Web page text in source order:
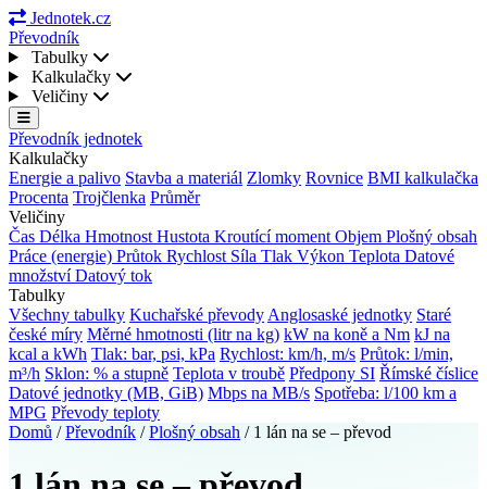
Jednotek.cz
Převodník
Tabulky
Kalkulačky
Veličiny
Převodník jednotek
Kalkulačky
Energie a palivo Stavba a materiál Zlomky Rovnice BMI kalkulačka
Procenta Trojčlenka Průměr
Veličiny
Čas Délka Hmotnost Hustota Kroutící moment Objem Plošný obsah
Práce (energie) Průtok Rychlost Síla Tlak Výkon Teplota Datové
množstvíDatový tok
Tabulky
Všechny tabulky Kuchařské převody Anglosaské jednotky Staré
české míry Měrné hmotnosti (litr na kg) kW na koně a Nm kJ na
kcal a kWh Tlak: bar, psi, kPa Rychlost: km/h, m/s Průtok: l/min,
m³/h Sklon: % a stupně Teplota v troubě Předpony SI Římské číslice
Datové jednotky (MB, GiB) Mbps na MB/s Spotřeba: l/100 km a
MPG Převody teploty
Domů / Převodník / Plošný obsah / 1 lán na se – převod